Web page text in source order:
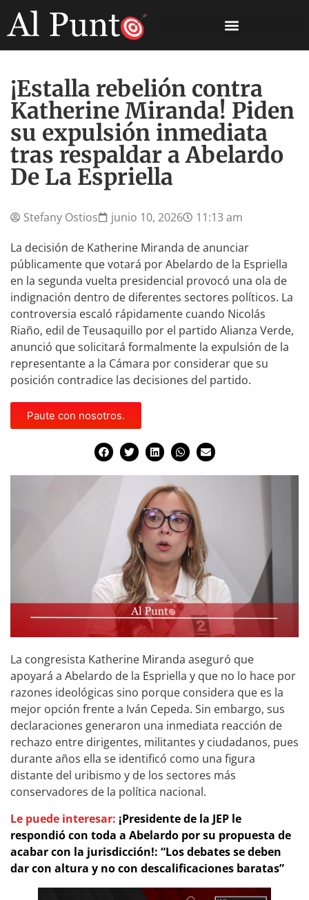
¡Estalla rebelión contra
Katherine Miranda! Piden
su expulsión inmediata
tras respaldar a Abelardo
De La Espriella
Stefany Ostios junio 10, 2026
11:13 am
La decisión de Katherine Miranda de anunciar
públicamente que votará por Abelardo de la Espriella
en la segunda vuelta presidencial provocó una ola de
indignación dentro de diferentes sectores políticos. La
controversia escaló rápidamente cuando Nicolás
Riaño, edil de Teusaquillo por el partido Alianza Verde,
anunció que solicitará formalmente la expulsión de la
representante a la Cámara por considerar que su
posición contradice las decisiones del partido.
Paute con nosotros.
La congresista Katherine Miranda aseguró que
apoyará a Abelardo de la Espriella y que no lo hace por
razones ideológicas sino porque considera que es la
mejor opción frente a Iván Cepeda. Sin embargo, sus
declaraciones generaron una inmediata reacción de
rechazo entre dirigentes, militantes y ciudadanos, pues
durante años ella se identificó como una figura
distante del uribismo y de los sectores más
conservadores de la política nacional.
Le puede interesar: ¡Presidente de la JEP le
respondió con toda a Abelardo por su propuesta de
acabar con la jurisdicción!: “Los debates se deben
dar con altura y no con descalificaciones baratas”